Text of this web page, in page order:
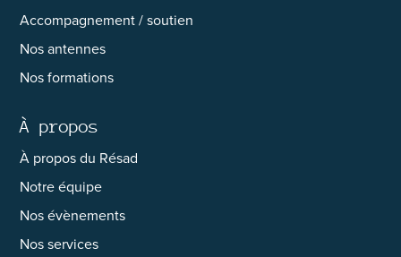
Accompagnement / soutien
Nos antennes
Nos formations
À propos
À propos du Résad
Notre équipe
Nos évènements
Nos services